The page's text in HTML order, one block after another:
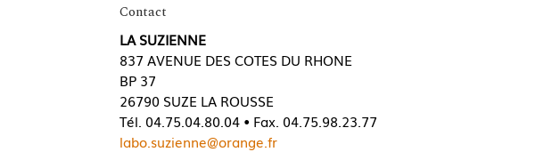
Contact
LA SUZIENNE
837 AVENUE DES COTES DU RHONE
BP 37
26790 SUZE LA ROUSSE
Tél. 04.75.04.80.04 • Fax. 04.75.98.23.77
labo.suzienne@orange.fr